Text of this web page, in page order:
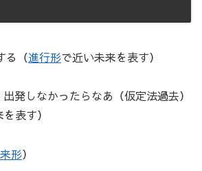
る（進行形で近い未来を表す）
発しなかったらなあ（仮定法過去）
表す）
形）